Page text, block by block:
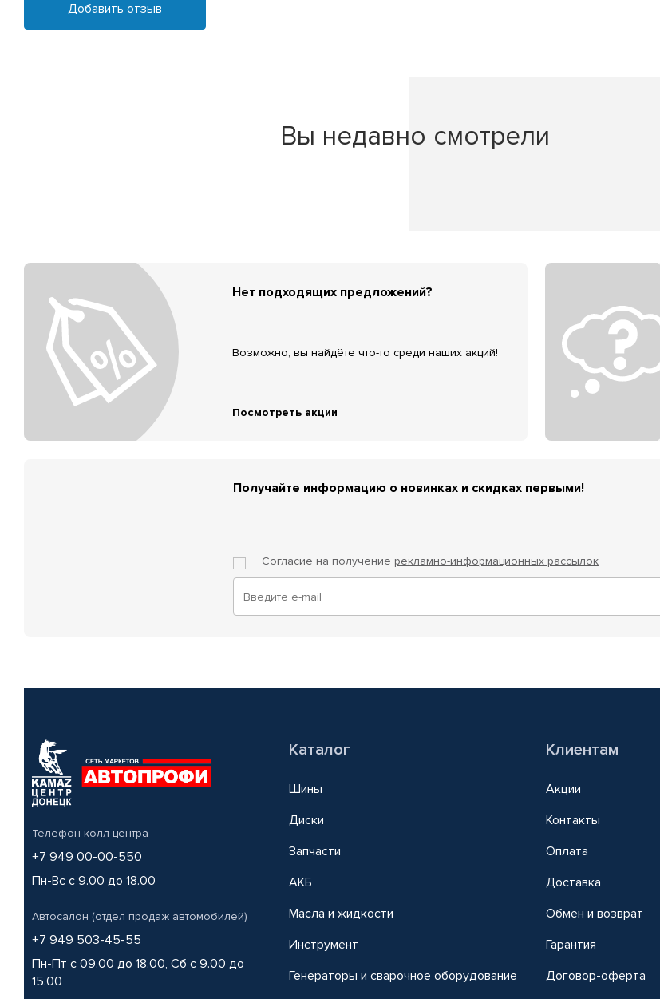
Добавить отзыв
Вы недавно смотрели
Нет подходящих предложений?
Возможно, вы найдёте что-то среди наших акций!
Посмотреть акции
Получайте информацию о новинках и скидках первыми!
Согласие на получение рекламно-информационных рассылок
Телефон колл-центра
+7 949 00-00-550
Пн-Вс с 9.00 до 18.00
Автосалон (отдел продаж автомобилей)
+7 949 503-45-55
Пн-Пт с 09.00 до 18.00, Сб с 9.00 до
15.00
Каталог
Шины
Диски
Запчасти
АКБ
Масла и жидкости
Инструмент
Генераторы и сварочное оборудование
Клиентам
Акции
Контакты
Оплата
Доставка
Обмен и возврат
Гарантия
Договор-оферта